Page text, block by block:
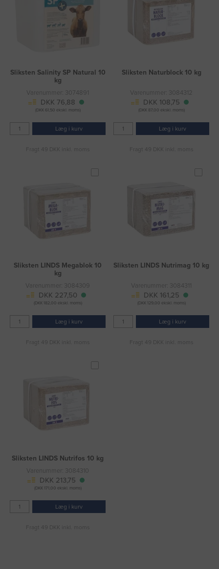
Sliksten Salinity SP Natural 10
kg
Varenummer: 3074891
DKK 76,88
(DKK 61,50 ekskl. moms)
Læg i kurv
Fragt 49 DKK inkl. moms
Sliksten Naturblock 10 kg
Varenummer: 3084312
DKK 108,75
(DKK 87,00 ekskl. moms)
Læg i kurv
Fragt 49 DKK inkl. moms
Sliksten LINDS Megablok 10
kg
Varenummer: 3084309
DKK 227,50
(DKK 182,00 ekskl. moms)
Læg i kurv
Fragt 49 DKK inkl. moms
Sliksten LINDS Nutrimag 10 kg
Varenummer: 3084311
DKK 161,25
(DKK 129,00 ekskl. moms)
Læg i kurv
Fragt 49 DKK inkl. moms
Sliksten LINDS Nutrifos 10 kg
Varenummer: 3084310
DKK 213,75
(DKK 171,00 ekskl. moms)
Læg i kurv
Fragt 49 DKK inkl. moms